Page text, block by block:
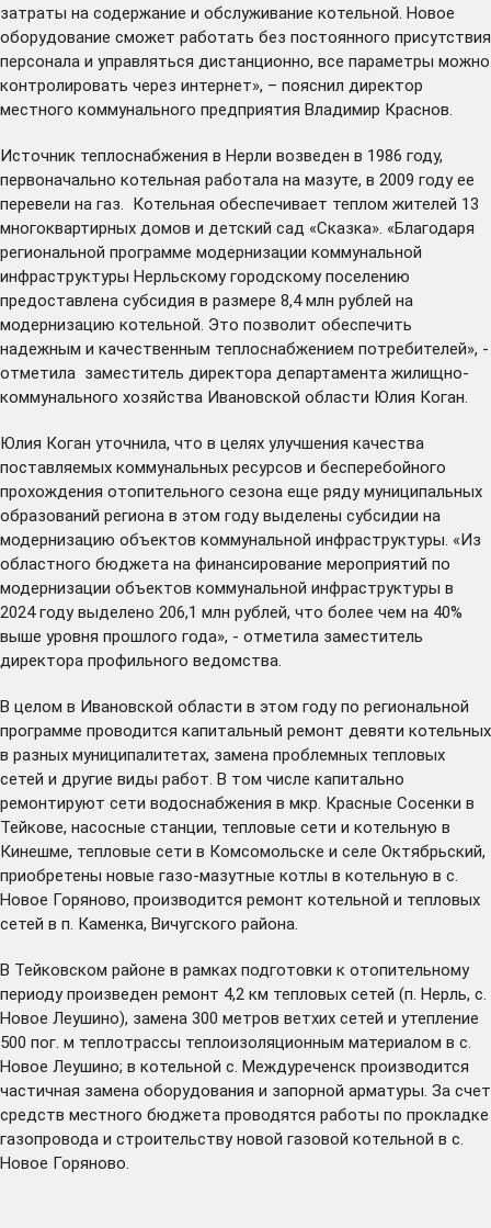
затраты на содержание и обслуживание котельной. Новое
оборудование сможет работать без постоянного присутствия
персонала и управляться дистанционно, все параметры можно
контролировать через интернет», – пояснил директор
местного коммунального предприятия Владимир Краснов.
Источник теплоснабжения в Нерли возведен в 1986 году,
первоначально котельная работала на мазуте, в 2009 году ее
перевели на газ. Котельная обеспечивает теплом жителей 13
многоквартирных домов и детский сад «Сказка». «Благодаря
региональной программе модернизации коммунальной
инфраструктуры Нерльскому городскому поселению
предоставлена субсидия в размере 8,4 млн рублей на
модернизацию котельной. Это позволит обеспечить
надежным и качественным теплоснабжением потребителей», -
отметила заместитель директора департамента жилищно-
коммунального хозяйства Ивановской области Юлия Коган.
Юлия Коган уточнила, что в целях улучшения качества
поставляемых коммунальных ресурсов и бесперебойного
прохождения отопительного сезона еще ряду муниципальных
образований региона в этом году выделены субсидии на
модернизацию объектов коммунальной инфраструктуры. «Из
областного бюджета на финансирование мероприятий по
модернизации объектов коммунальной инфраструктуры в
2024 году выделено 206,1 млн рублей, что более чем на 40%
выше уровня прошлого года», - отметила заместитель
директора профильного ведомства.
В целом в Ивановской области в этом году по региональной
программе проводится капитальный ремонт девяти котельных
в разных муниципалитетах, замена проблемных тепловых
сетей и другие виды работ. В том числе капитально
ремонтируют сети водоснабжения в мкр. Красные Сосенки в
Тейкове, насосные станции, тепловые сети и котельную в
Кинешме, тепловые сети в Комсомольске и селе Октябрьский,
приобретены новые газо-мазутные котлы в котельную в с.
Новое Горяново, производится ремонт котельной и тепловых
сетей в п. Каменка, Вичугского района.
В Тейковском районе в рамках подготовки к отопительному
периоду произведен ремонт 4,2 км тепловых сетей (п. Нерль, с.
Новое Леушино), замена 300 метров ветхих сетей и утепление
500 пог. м теплотрассы теплоизоляционным материалом в с.
Новое Леушино; в котельной с. Междуреченск производится
частичная замена оборудования и запорной арматуры. За счет
средств местного бюджета проводятся работы по прокладке
газопровода и строительству новой газовой котельной в с.
Новое Горяново.